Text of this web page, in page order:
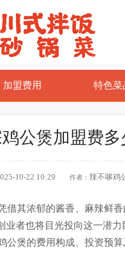
加盟费用 特色菜
公煲加盟费多
10-22 10:29 作者： 辣不哆鸡
借其浓郁的酱香、麻辣鲜
业者也将目光投向这一潜力
公煲的费用构成、投资预